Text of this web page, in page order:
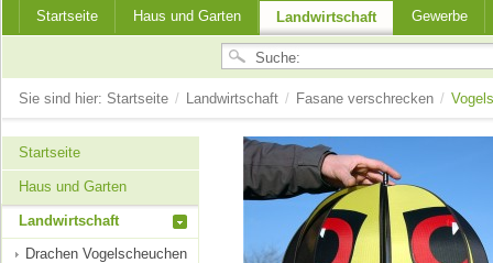
Startseite Haus und Garten Landwirtschaft Gewerbe
Sie sind hier: Startseite / Landwirtschaft / Fasane verschrecken /
Startseite
Haus und Garten
Landwirtschaft
Drachen Vogelscheuchen